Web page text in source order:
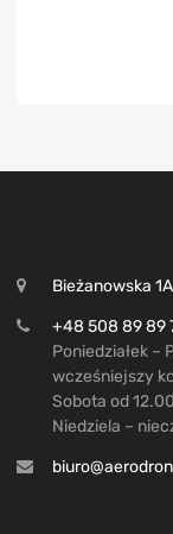
Bieżanowska
+48 508 89 89
Poniedziałek –
wcześniejszy
Sobota od
Niedziela –